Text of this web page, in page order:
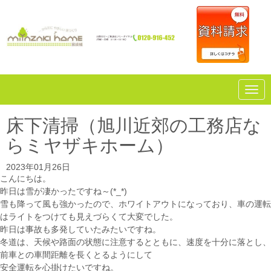
N
a
g
a
床下清掃（旭川近郊の工務店な
らミヤザキホーム）
2023年01月26日
こんにちは。
昨日は雪が凄かったですね～(*_*)
雪も降って風も強かったので、ホワイトアウトになっており、車の運転
はライトをつけても見えづらくて大変でした。
昨日は事故も多発していたみたいですね。
冬道は、天候や路面の状態に注意するとともに、速度を十分に落とし、
前車との車間距離を長くとるようにして
安全運転を心掛けたいですね。